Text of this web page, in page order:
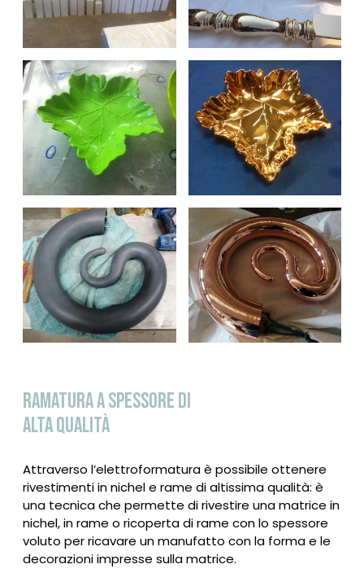
RAMATURA A SPESSORE DI
ALTA QUALITÀ
Attraverso l’elettroformatura è possibile ottenere
rivestimenti in nichel e rame di altissima qualità: è
una tecnica che permette di rivestire una matrice in
nichel, in rame o ricoperta di rame con lo spessore
voluto per ricavare un manufatto con la forma e le
decorazioni impresse sulla matrice.